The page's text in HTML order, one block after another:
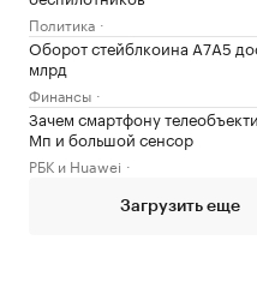
Политика
Оборот стейблкоина А7А5
млрд
Финансы
Зачем смартфону
Мп и большой сенсор
РБК и Huawei
Загрузить еще